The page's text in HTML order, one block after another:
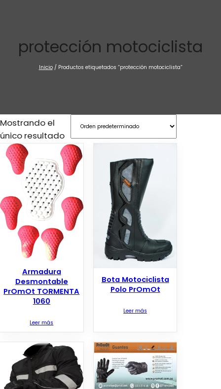
protección motociclista
Inicio/ Productos etiquetados “protección motociclista”
Mostrando el
único resultado
Armadura
Desmontable
PrOmOt TORMENTA
1060
Leer más
Bota Motociclista
Polo PrOmOt
Leer más